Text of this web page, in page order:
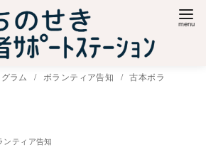
ラム ボランティア告知 古本ボラ
ンティア告知